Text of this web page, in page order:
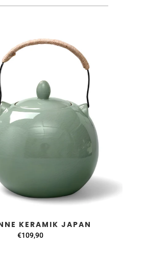
KERAMIK JAPAN
€109,90